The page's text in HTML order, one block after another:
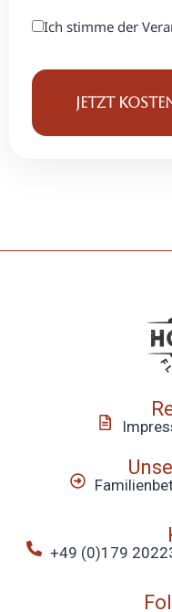
Ich stimme der
Jetzt
+49 (0)179